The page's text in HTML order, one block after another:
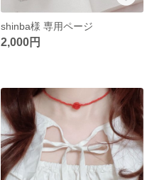
shinba様 専用ページ
2,000円